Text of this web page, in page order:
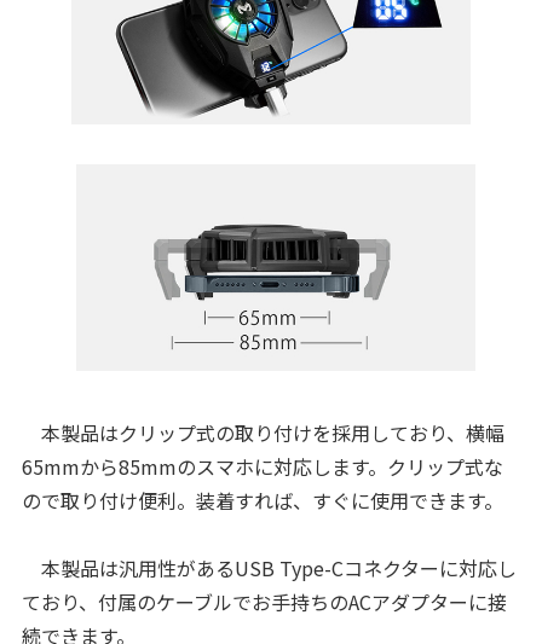
本製品はクリップ式の取り付けを採用しており、横幅
65mmから85mmのスマホに対応します。クリップ式な
ので取り付け便利。装着すれば、すぐに使用できます。
本製品は汎用性があるUSB Type-Cコネクターに対応し
ており、付属のケーブルでお手持ちのACアダプターに接
続できます。